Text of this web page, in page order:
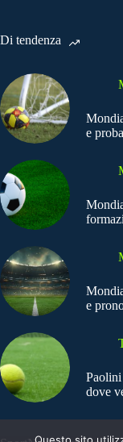
Di tendenza
e
e
dove